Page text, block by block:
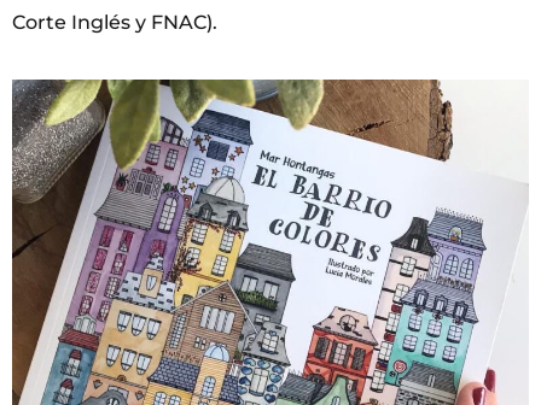
Corte Inglés y FNAC).